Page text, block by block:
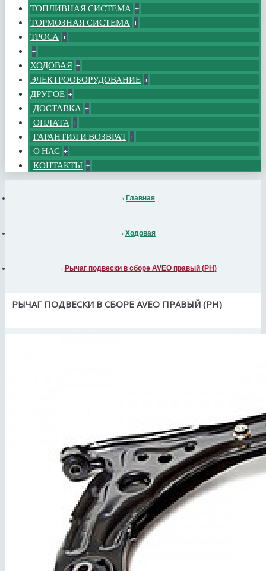
ТОПЛИВНАЯ СИСТЕМА +
ТОРМОЗНАЯ СИСТЕМА +
ТРОСА +
+
ХОДОВАЯ +
ЭЛЕКТРООБОРУДОВАНИЕ +
ДРУГОЕ +
ДОСТАВКА +
ОПЛАТА +
ГАРАНТИЯ И ВОЗВРАТ +
О НАС +
КОНТАКТЫ +
Главная
Ходовая
Рычаг подвески в сборе AVEO правый (PH)
РЫЧАГ ПОДВЕСКИ В СБОРЕ AVEO ПРАВЫЙ (PH)